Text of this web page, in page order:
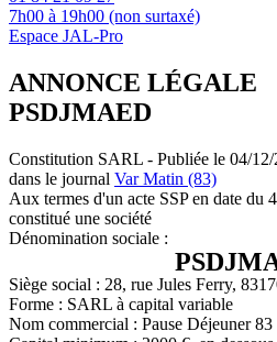
7h00 à 19h00 (non surtaxé)
Espace JAL-Pro
ANNONCE LÉGALE
PSDJMAED
Constitution SARL - Publiée le 04/12/
dans le journal Var Matin (83)
Aux termes d'un acte SSP en date du
constitué une société
Dénomination sociale :
Siège social : 28, rue Jules Ferry,
Forme : SARL à capital variable
Nom commercial : Pause Déjeuner 83